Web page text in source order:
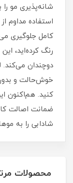
شانه‌پذیری مو
استفاده مداوم
کامل جلوگیری
رنگ کرده‌اید،
دوچندان
خوش‌حالت و
کنید. هم‌اکنون
ضمانت اصالت
شادابی را به
محصولات